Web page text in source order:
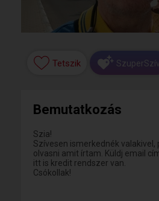
Tetszik SzuperSzív
Bemutatkozás
Szia!
Szívesen ismerkednék valakivel,
olvasni amit írtam. Küldj email
itt is kredit rendszer van.
Csókollak!